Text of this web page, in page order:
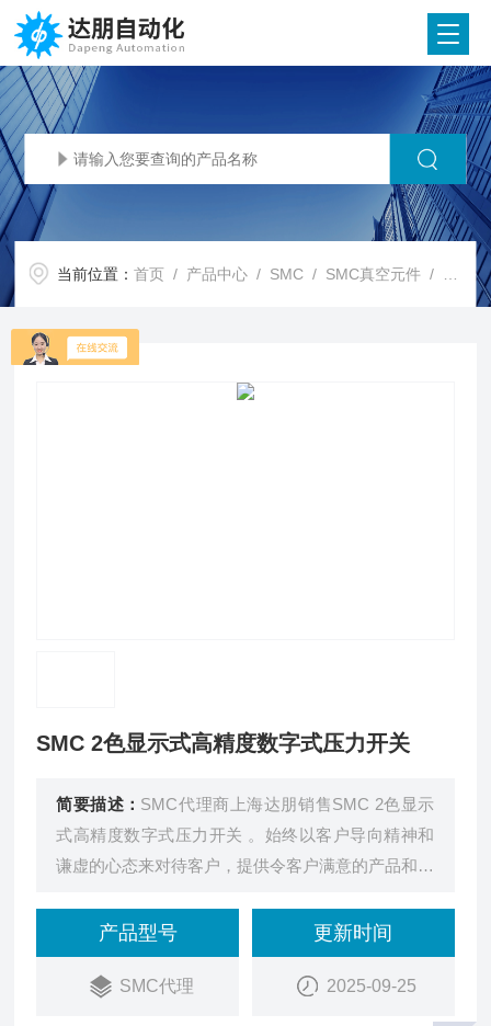
当前位置：首页 / 产品中心 / SMC / SMC真空元件 / SMC代理SMC 2色显示式高精度数字式压力开关
SMC 2色显示式高精度数字式压力开关
简要描述： SMC代理商上海达朋销售SMC 2色显示
式高精度数字式压力开关 。始终以客户导向精神和
谦虚的心态来对待客户，提供令客户满意的产品和服
产品型号
SMC代理
更新时间
2025-09-25